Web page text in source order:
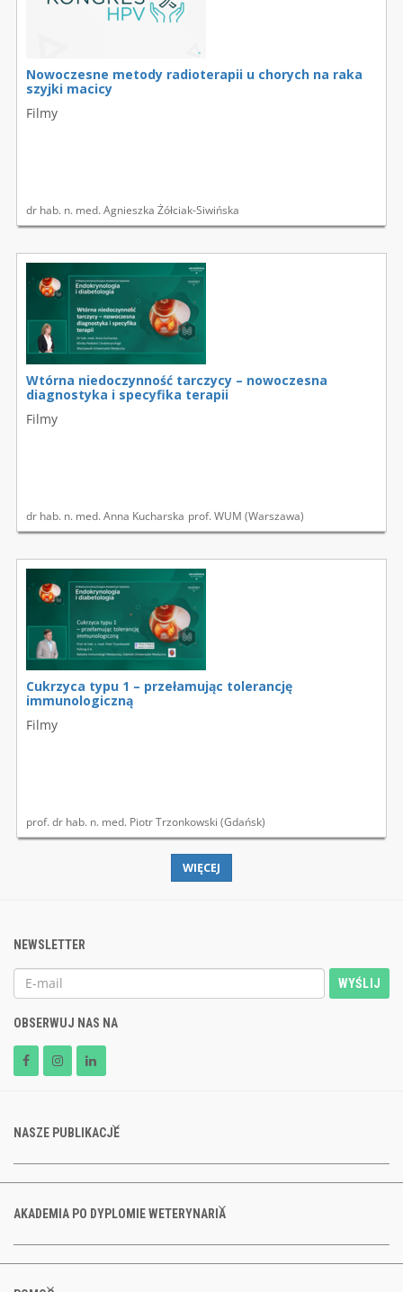
Nowoczesne metody radioterapii u chorych na raka
szyjki macicy
Filmy
dr hab. n. med. Agnieszka Żółciak-Siwińska
Wtórna niedoczynność tarczycy – nowoczesna
diagnostyka i specyfika terapii
Filmy
dr hab. n. med. Anna Kucharska prof. WUM (Warszawa)
Cukrzyca typu 1 – przełamując tolerancję
immunologiczną
Filmy
prof. dr hab. n. med. Piotr Trzonkowski (Gdańsk)
WIĘCEJ
NEWSLETTER
WYŚLIJ
OBSERWUJ NAS NA
NASZE PUBLIKACJE
AKADEMIA PO DYPLOMIE WETERYNARIA